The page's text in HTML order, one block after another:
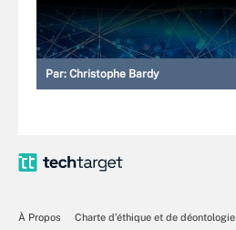
Par: Christophe Bardy
À Propos
Charte d’éthique et de déontologie